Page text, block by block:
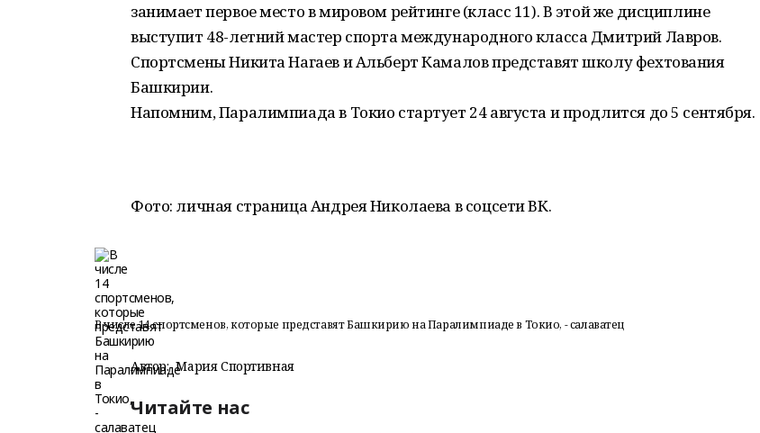
занимает первое место в мировом рейтинге (класс 11). В этой же дисциплине
выступит 48-летний мастер спорта международного класса Дмитрий Лавров.
Спортсмены Никита Нагаев и Альберт Камалов представят школу фехтования
Башкирии.
Напомним, Паралимпиада в Токио стартует 24 августа и продлится до 5 сентября.
Фото: личная страница Андрея Николаева в соцсети ВК.
В числе 14 спортсменов, которые представят Башкирию на Паралимпиаде в Токио, - салаватец
Автор: Мария Спортивная
Читайте нас